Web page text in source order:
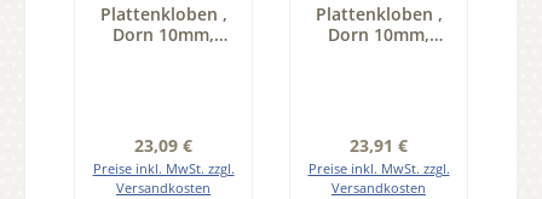
Plattenkloben ,
Dorn 10mm,
Regulärer Preis:
23,09 €
Preise inkl. MwSt. zzgl.
Versandkosten
Plattenkloben ,
Dorn 10mm,
Regulärer Preis:
23,91 €
Preise inkl. MwSt. zzgl.
Versandkosten